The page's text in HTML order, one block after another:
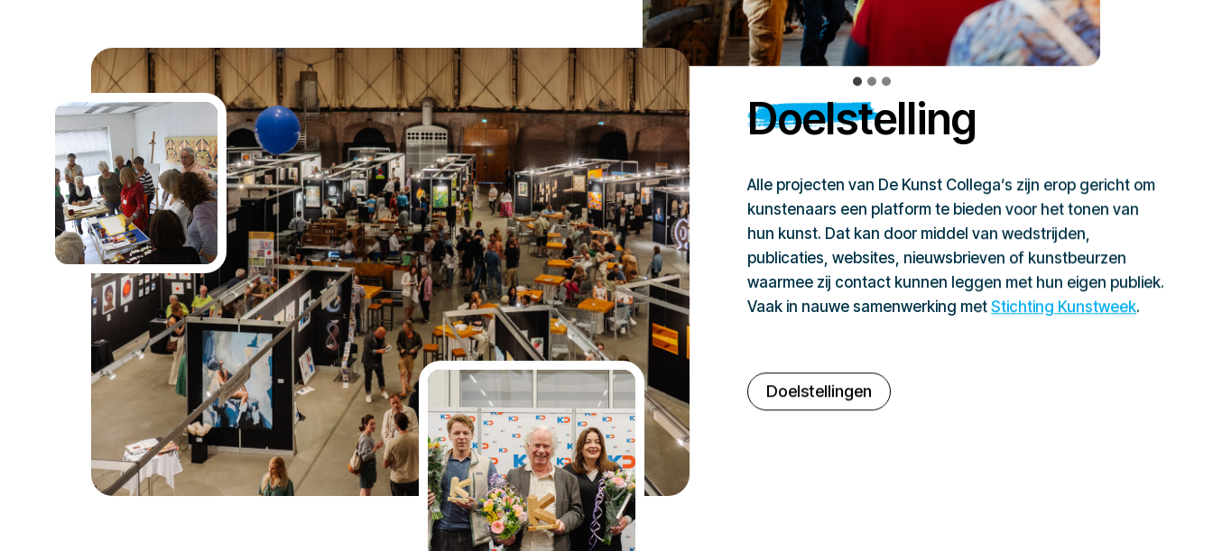
Doelstelling
Alle projecten van De Kunst Collega’s zijn erop gericht om
kunstenaars een platform te bieden voor het tonen van
hun kunst. Dat kan door middel van wedstrijden,
publicaties, websites, nieuwsbrieven of kunstbeurzen
waarmee zij contact kunnen leggen met hun eigen publiek.
Vaak in nauwe samenwerking metStichting Kunstweek.
Doelstellingen